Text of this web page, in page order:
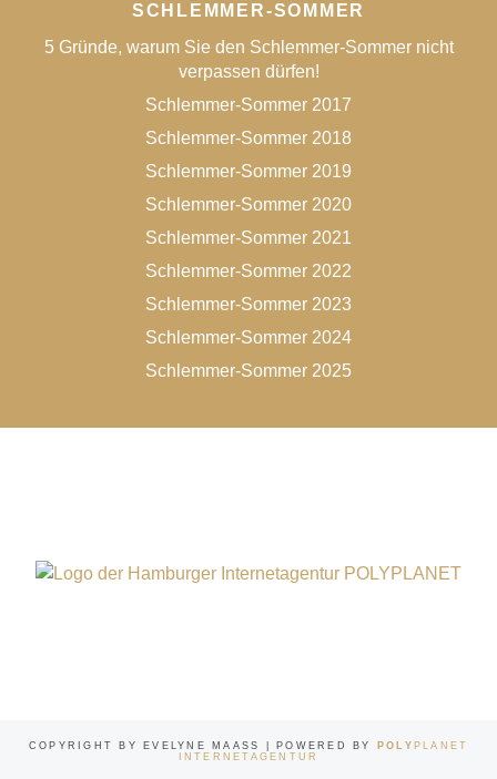
SCHLEMMER-SOMMER
5 Gründe, warum Sie den Schlemmer-Sommer nicht
verpassen dürfen!
Schlemmer-Sommer 2017
Schlemmer-Sommer 2018
Schlemmer-Sommer 2019
Schlemmer-Sommer 2020
Schlemmer-Sommer 2021
Schlemmer-Sommer 2022
Schlemmer-Sommer 2023
Schlemmer-Sommer 2024
Schlemmer-Sommer 2025
COPYRIGHT BY EVELYNE MAASS | POWERED BY POLY PLANET
INTERNETAGENTUR